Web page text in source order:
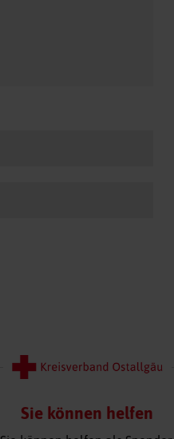
Sie können helfen